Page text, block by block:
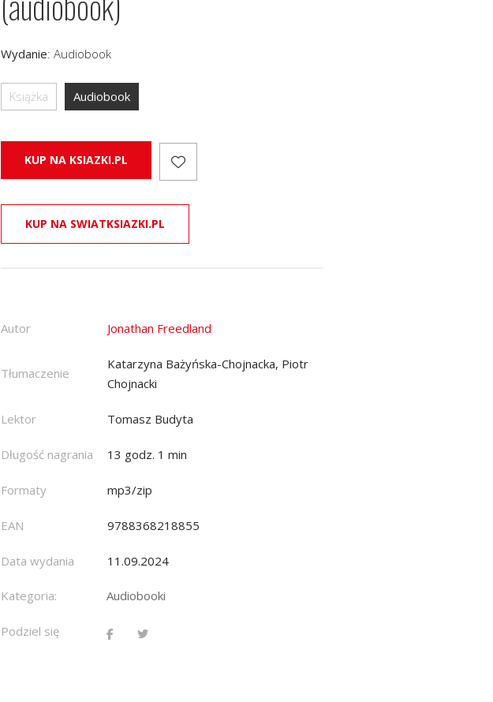
Wydanie: Audiobook
Książka Audiobook
KUP NA KSIAZKI.PL
KUP NA SWIATKSIAZKI.PL
Autor Jonathan Freedland
Tłumaczenie
Katarzyna Bażyńska-Chojnacka, Piotr
Chojnacki
Lektor Tomasz Budyta
Długość nagrania 13 godz. 1 min
Formaty mp3/zip
EAN 9788368218855
Data wydania 11.09.2024
Kategoria: Audiobooki
Podziel się